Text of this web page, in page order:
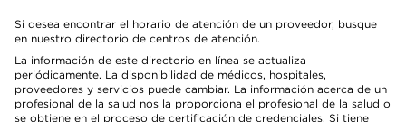
Si desea encontrar el horario de atención de un proveedor, busque
en nuestro directorio de centros de atención.
La información de este directorio en línea se actualiza
periódicamente. La disponibilidad de médicos, hospitales,
proveedores y servicios puede cambiar. La información acerca de un
profesional de la salud nos la proporciona el profesional de la salud o
se obtiene en el proceso de certificación de credenciales. Si tiene